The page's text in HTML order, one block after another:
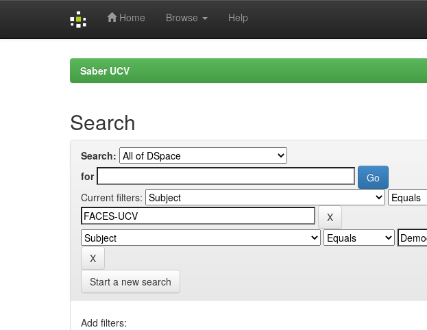
Home Browse Help
Saber UCV
Search
Search:
for
Current filters:
Start a new search
Add filters: